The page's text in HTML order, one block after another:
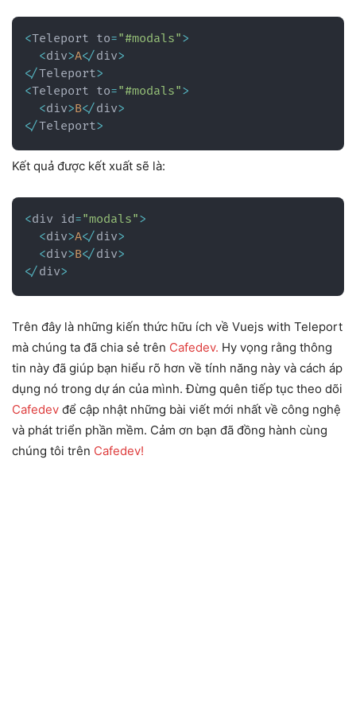
<Teleport to="#modals">
<div>A</div>
</Teleport>
<Teleport to="#modals">
<div>B</div>
</Teleport>
Kết quả được kết xuất sẽ là:
<div id="modals">
<div>A</div>
<div>B</div>
</div>
Trên đây là những kiến thức hữu ích về Vuejs with Teleport
mà chúng ta đã chia sẻ trên Cafedev. Hy vọng rằng thông
tin này đã giúp bạn hiểu rõ hơn về tính năng này và cách áp
dụng nó trong dự án của mình. Đừng quên tiếp tục theo dõi
Cafedev để cập nhật những bài viết mới nhất về công nghệ
và phát triển phần mềm. Cảm ơn bạn đã đồng hành cùng
chúng tôi trên Cafedev!